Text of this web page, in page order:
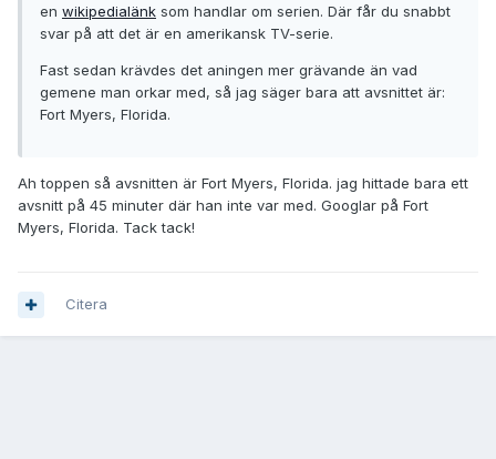
en wikipedialänk som handlar om serien. Där får du snabbt
svar på att det är en amerikansk TV-serie.
Fast sedan krävdes det aningen mer grävande än vad
gemene man orkar med, så jag säger bara att avsnittet är:
Fort Myers, Florida.
Ah toppen så avsnitten är Fort Myers, Florida. jag hittade bara ett
avsnitt på 45 minuter där han inte var med. Googlar på Fort
Myers, Florida. Tack tack!
Citera